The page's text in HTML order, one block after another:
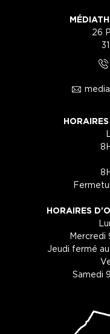
26
5
1
HORAIRES
Mercredi
Jeudi fermé
Samedi